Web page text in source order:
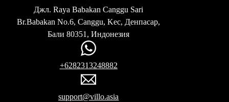
Джл. Raya Babakan Canggu Sari
Br.Babakan No.6, Canggu, Kec, Денпасар,
Бали 80351, Индонезия
+6282313248882
support@villo.asia